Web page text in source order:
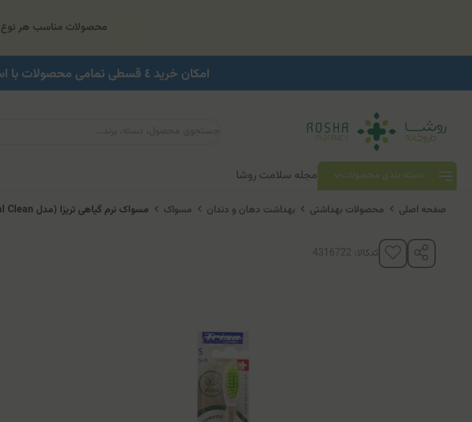
محصولات مناسب هر
دسته بندی محصولات مجله سلامت روشا
صفحه اصلی محصولات بهداشتی بهداشت دهان و دندان مسواک مسواک نرم گیاهی تریزا (مدل Natural Clean)
کدکالا: